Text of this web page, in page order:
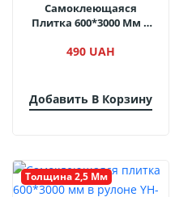
Самоклеющаяся
Плитка 600*3000 Мм В
Мрамор С Золотом)
490 UAH
Добавить В Корзину
Толщина 2,5 Мм